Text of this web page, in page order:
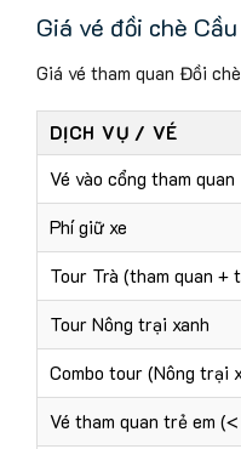
Giá vé đồi chè
Giá vé tham quan Đồi
DỊCH VỤ / VÉ
Vé vào cổng tham quan
Phí giữ xe
Tour Trà (tham quan
Tour Nông trại xanh
Combo tour (Nông trại
Vé tham quan trẻ em (<